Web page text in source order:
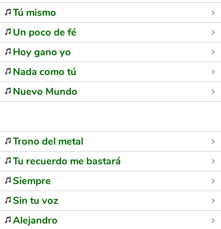
Tú mismo
Un poco de fé
Hoy gano yo
Nada como tú
Nuevo Mundo
Trono del metal
Tu recuerdo me bastará
Siempre
Sin tu voz
Alejandro